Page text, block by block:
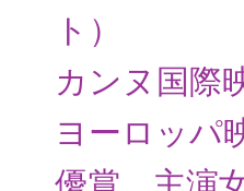
ト）
カンヌ国際
ヨーロッパ